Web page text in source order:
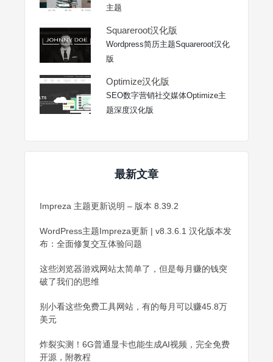
主题
Squareroot汉化版
Wordpress简历主题Squareroot汉化
版
Optimize汉化版
SEO数字营销社交媒体Optimize主
题深度汉化版
最新文章
Impreza 主题更新说明 – 版本 8.39.2
WordPress主题Impreza更新 | v8.3.6.1 汉化版本发
布：全面修复交互体验问题
这些浏览器游戏网站太简单了，但是每月赚的钱突
破了我们的思维
别小看这些免费工具网站，有的每月可以赚45.8万
美元
炸裂实测！6G普通显卡也能生成AI视频，完全免费
开源，附教程